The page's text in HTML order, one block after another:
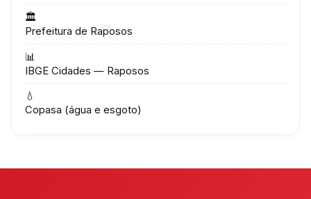
🏛️
Prefeitura de Raposos
📊
IBGE Cidades — Raposos
💧
Copasa (água e esgoto)